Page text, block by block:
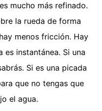
mucho más refinado.
la rueda de forma
menos fricción. Hay
es instantánea. Si una
Si es una picada
que no tengas que
el agua.